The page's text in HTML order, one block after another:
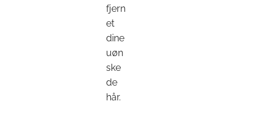
fjern
et
dine
uøn
ske
de
hår.